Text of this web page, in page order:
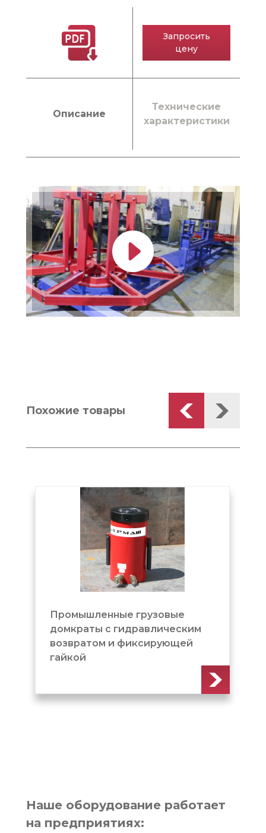
Описание
Технические
характеристики
Запросить
цену
Похожие товары
грузовые
c гидравлическим
и фиксирующей
Домкрат грузовой
гидравлическим
фиксирующей
Наше оборудование работает
на предприятиях: